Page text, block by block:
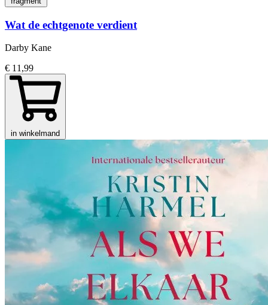
Wat de echtgenote verdient
Darby Kane
€ 11,99
in winkelmand